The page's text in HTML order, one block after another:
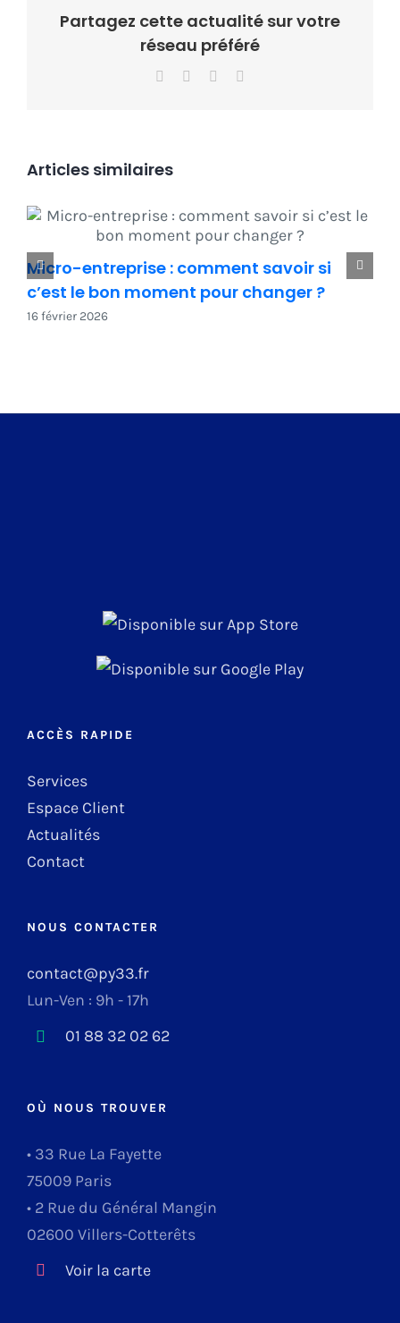
Partagez cette actualité sur votre
réseau préféré
Facebook LinkedIn
Articles similaires
Micro-entreprise : comment savoir si
c’est le bon moment pour changer ?
16 février 2026
ACCÈS RAPIDE
Services
Espace Client
Actualités
Contact
NOUS CONTACTER
contact@py33.fr
Lun-Ven : 9h - 17h
01 88 32 02 62
OÙ NOUS TROUVER
• 33 Rue La Fayette
75009 Paris
• 2 Rue du Général Mangin
02600 Villers-Cotterêts
Voir la carte